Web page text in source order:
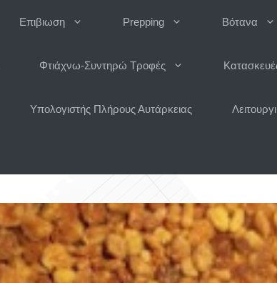
Επιβιωση Prepping Βότανα
Φτιάχνω-Συντηρώ Τροφές
Υπολογιστής Πλήρους Αυτάρκειας